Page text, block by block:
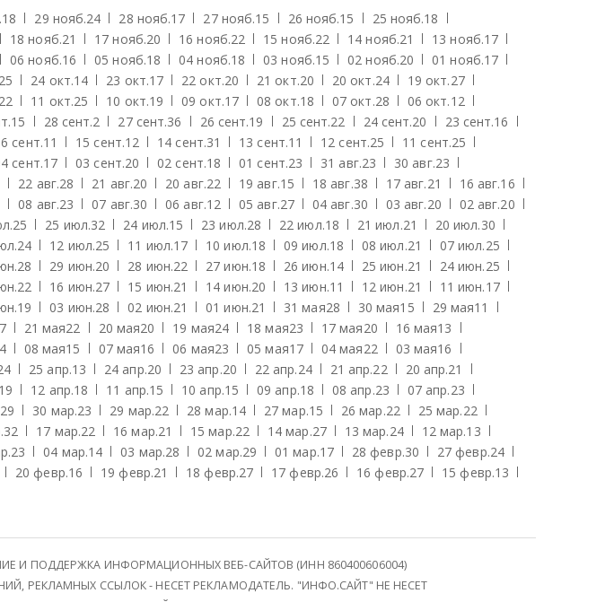
18 29 нояб.24 28 нояб.17 27 нояб.15 26 нояб.15 25 нояб.18
18 нояб.21 17 нояб.20 16 нояб.22 15 нояб.22 14 нояб.21 13 нояб.17
06 нояб.16 05 нояб.18 04 нояб.18 03 нояб.15 02 нояб.20 01 нояб.17
25 24 окт.14 23 окт.17 22 окт.20 21 окт.20 20 окт.24 19 окт.27
22 11 окт.25 10 окт.19 09 окт.17 08 окт.18 07 окт.28 06 окт.12
15 28 сент.2 27 сент.36 26 сент.19 25 сент.22 24 сент.20 23 сент.16
сент.11 15 сент.12 14 сент.31 13 сент.11 12 сент.25 11 сент.25
сент.17 03 сент.20 02 сент.18 01 сент.23 31 авг.23 30 авг.23
22 авг.28 21 авг.20 20 авг.22 19 авг.15 18 авг.38 17 авг.21 16 авг.16
08 авг.23 07 авг.30 06 авг.12 05 авг.27 04 авг.30 03 авг.20 02 авг.20
25 25 июл.32 24 июл.15 23 июл.28 22 июл.18 21 июл.21 20 июл.30
24 12 июл.25 11 июл.17 10 июл.18 09 июл.18 08 июл.21 07 июл.25
28 29 июн.20 28 июн.22 27 июн.18 26 июн.14 25 июн.21 24 июн.25
22 16 июн.27 15 июн.21 14 июн.20 13 июн.11 12 июн.21 11 июн.17
19 03 июн.28 02 июн.21 01 июн.21 31 мая28 30 мая15 29 мая11
21 мая22 20 мая20 19 мая24 18 мая23 17 мая20 16 мая13
08 мая15 07 мая16 06 мая23 05 мая17 04 мая22 03 мая16
25 апр.13 24 апр.20 23 апр.20 22 апр.24 21 апр.22 20 апр.21
19 12 апр.18 11 апр.15 10 апр.15 09 апр.18 08 апр.23 07 апр.23
29 30 мар.23 29 мар.22 28 мар.14 27 мар.15 26 мар.22 25 мар.22
32 17 мар.22 16 мар.21 15 мар.22 14 мар.27 13 мар.24 12 мар.13
23 04 мар.14 03 мар.28 02 мар.29 01 мар.17 28 февр.30 27 февр.24
20 февр.16 19 февр.21 18 февр.27 17 февр.26 16 февр.27 15 февр.13
И ПОДДЕРЖКА ИНФОРМАЦИОННЫХ ВЕБ-САЙТОВ (ИНН 860400606004)
РЕКЛАМНЫХ ССЫЛОК - НЕСЕТ РЕКЛАМОДАТЕЛЬ. "ИНФО.САЙТ" НЕ НЕСЕТ